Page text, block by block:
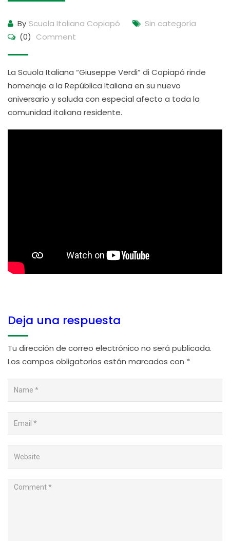
By Scuola Italiana Copiapó
Sin categoría
(0) Comment
La Scuola Italiana “Giuseppe Verdi” di Copiapó rinde
homenaje a la República Italiana en su nuevo
aniversario y saluda con especial afecto a toda la
comunidad italiana residente.
Deja una respuesta
Tu dirección de correo electrónico no será publicada.
Los campos obligatorios están marcados con *